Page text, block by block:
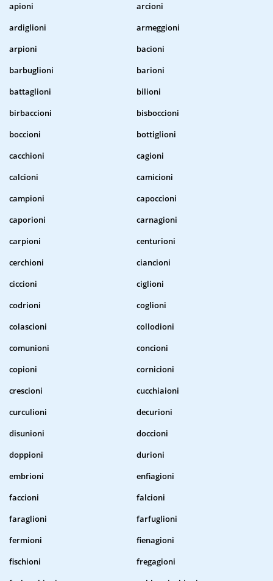
apioni
arcioni
ardiglioni
armeggioni
arpioni
bacioni
barbuglioni
barioni
battaglioni
bilioni
birbaccioni
bisboccioni
boccioni
bottiglioni
cacchioni
cagioni
calcioni
camicioni
campioni
capoccioni
caporioni
carnagioni
carpioni
centurioni
cerchioni
ciancioni
ciccioni
ciglioni
codrioni
coglioni
colascioni
collodioni
comunioni
concioni
copioni
cornicioni
crescioni
cucchiaioni
curculioni
decurioni
disunioni
doccioni
doppioni
durioni
embrioni
enfiagioni
faccioni
falcioni
faraglioni
farfuglioni
fermioni
fienagioni
fischioni
fregagioni